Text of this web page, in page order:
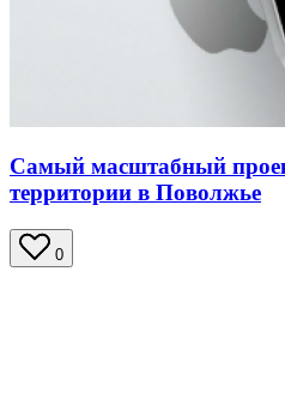
Самый масштабный
территории в Поволжье
0